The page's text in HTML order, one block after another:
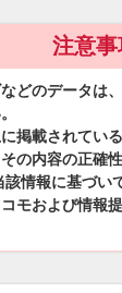
注意事
どのデータは
掲載されてい
の内容の正確
情報に基づい
モおよび情報